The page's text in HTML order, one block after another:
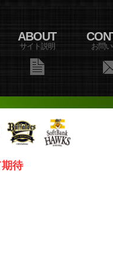
ABOUT
サイト説明 お問
待